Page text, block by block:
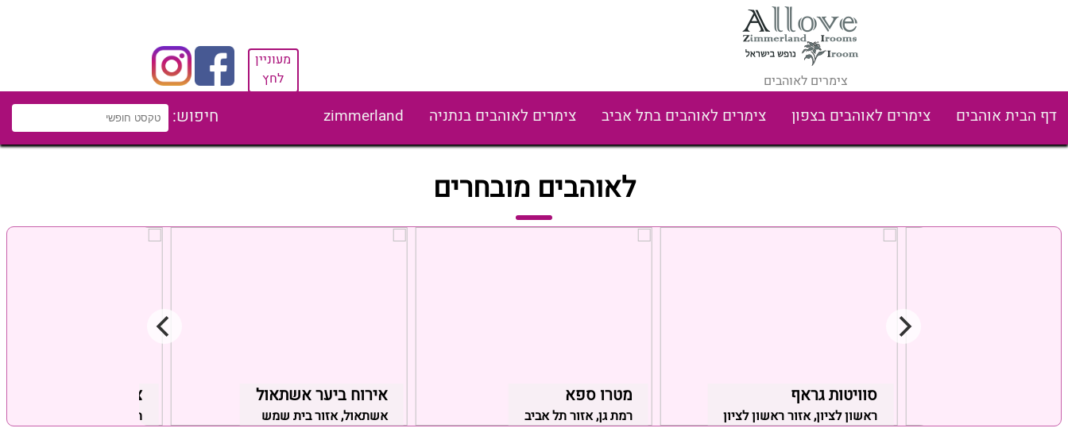
צימרים לאוהבים
מעוניין
לחץ
דף הבית אוהבים צימרים לאוהבים בצפון צימרים לאוהבים בתל אביב צימרים לאוהבים בנתניה zimmerland חיפוש:
לאוהבים מובחרים
צימרים חלום בכפר
תלמי בילו, אזור באר שבע
אירוח ביער אשתאול
אשתאול, אזור בית שמש
מטרו ספא
רמת גן, אזור תל אביב
סוויטות גראף
ראשון לציון, אזור ראשון לציון באר שבע